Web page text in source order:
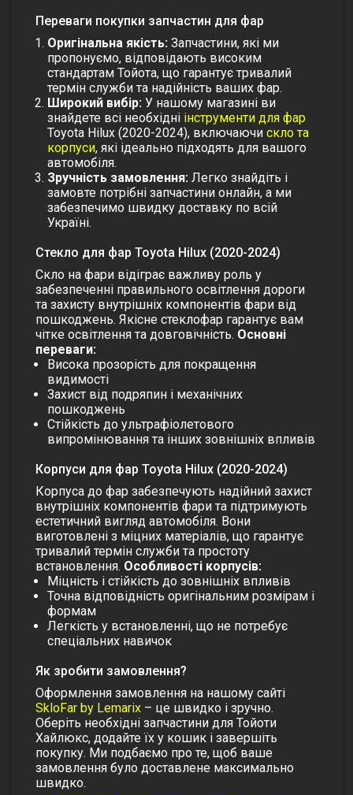
Переваги покупки запчастин для фар
Оригінальна якість: Запчастини, які ми
пропонуємо, відповідають високим
стандартам Тойота, що гарантує тривалий
термін служби та надійність ваших фар.
Широкий вибір: У нашому магазині ви
знайдете всі необхідні інструменти для фар
Toyota Hilux (2020-2024), включаючи скло та
корпуси, які ідеально підходять для вашого
автомобіля.
Зручність замовлення: Легко знайдіть і
замовте потрібні запчастини онлайн, а ми
забезпечимо швидку доставку по всій
Україні.
Стекло для фар Toyota Hilux (2020-2024)
Скло на фари відіграє важливу роль у
забезпеченні правильного освітлення дороги
та захисту внутрішніх компонентів фари від
пошкоджень. Якісне стеклофар гарантує вам
чітке освітлення та довговічність. Основні
переваги:
Висока прозорість для покращення
видимості
Захист від подряпин і механічних
пошкоджень
Стійкість до ультрафіолетового
випромінювання та інших зовнішніх впливів
Корпуси для фар Toyota Hilux (2020-2024)
Корпуса до фар забезпечують надійний захист
внутрішніх компонентів фари та підтримують
естетичний вигляд автомобіля. Вони
виготовлені з міцних матеріалів, що гарантує
тривалий термін служби та простоту
встановлення. Особливості корпусів:
Міцність і стійкість до зовнішніх впливів
Точна відповідність оригінальним розмірам і
формам
Легкість у встановленні, що не потребує
спеціальних навичок
Як зробити замовлення?
Оформлення замовлення на нашому сайті
SkloFar by Lemarix – це швидко і зручно.
Оберіть необхідні запчастини для Тойоти
Хайлюкс, додайте їх у кошик і завершіть
покупку. Ми подбаємо про те, щоб ваше
замовлення було доставлене максимально
швидко.